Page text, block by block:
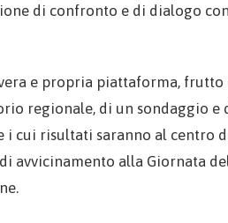
di confronto e di dialogo
e propria piattaforma,
regionale, di un sondaggio e
i cui risultati saranno al centro
avvicinamento alla Giornata